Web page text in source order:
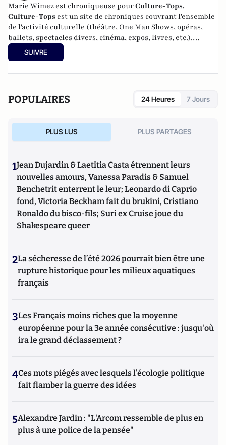
Marie Wimez est chroniqueuse pourCulture-Tops.
Culture-Tops est un site de chroniques couvrant l'ensemble
de l'activité culturelle (théâtre, One Man Shows, opéras,
ballets, spectacles divers, cinéma, expos, livres, etc.).
Culture-Tops a été créé en novembre 2013 par Jacques
Paugam, journaliste et écrivain, et son fils, Gabriel
SUIVRE
POPULAIRES 24 Heures 7 Jours
PLUS LUS PLUS PARTAGES
1Jean Dujardin & Laetitia Casta étrennent leurs
nouvelles amours, Vanessa Paradis & Samuel
Benchetrit enterrent le leur; Leonardo di Caprio
fond, Victoria Beckham fait du brukini, Cristiano
Ronaldo du bisco-fils; Suri ex Cruise joue du
Shakespeare queer
2La sécheresse de l’été 2026 pourrait bien être une
rupture historique pour les milieux aquatiques
français
3Les Français moins riches que la moyenne
européenne pour la 3e année consécutive : jusqu'où
ira le grand déclassement ?
4Ces mots piégés avec lesquels l’écologie politique
fait flamber la guerre des idées
5Alexandre Jardin : "L'Arcom ressemble de plus en
plus à une police de la pensée"